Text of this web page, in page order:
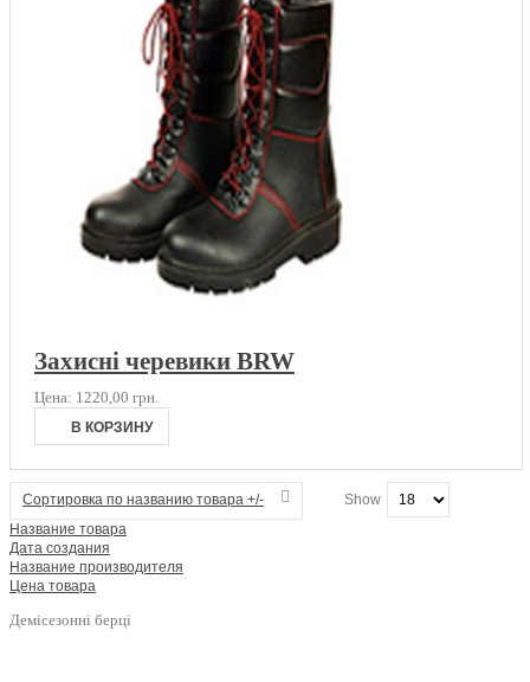
Захисні черевики BRW
Цена: 1220,00 грн.
Сортировка по названию товара +/-
Название товара
Дата создания
Название производителя
Цена товара
Show
Демісезонні берці